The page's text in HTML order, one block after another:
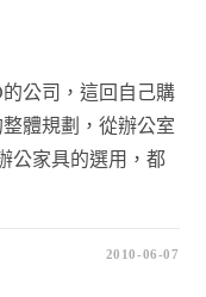
公司，這回自己購
體規劃，從辦公室
公家具的選用，都
2010-06-07